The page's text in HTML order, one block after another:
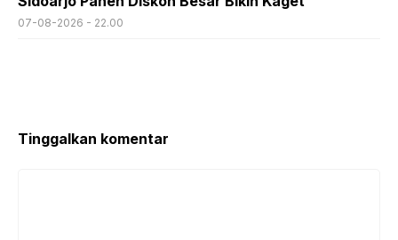
07-08-2026 - 22.00
Tinggalkan komentar